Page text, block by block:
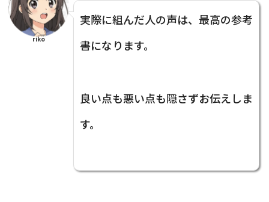
riko
実際に組んだ人の声は、最高の参考
書になります。
良い点も悪い点も隠さずお伝えしま
す。